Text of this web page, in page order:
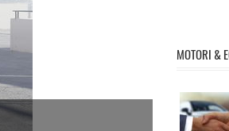
MOTORI &